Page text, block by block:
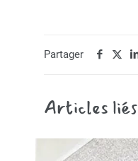
Partager
Articles liés